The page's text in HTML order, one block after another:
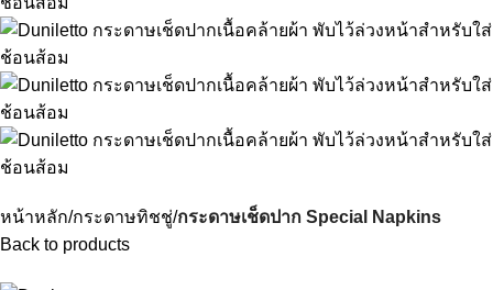
หน้าหลัก กระดาษทิชชู่ กระดาษเช็ดปาก Special Napkins
Back to products